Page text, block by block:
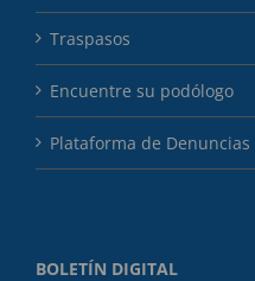
Traspasos
Encuentre su podólogo
Plataforma de Denuncias
BOLETÍN DIGITAL